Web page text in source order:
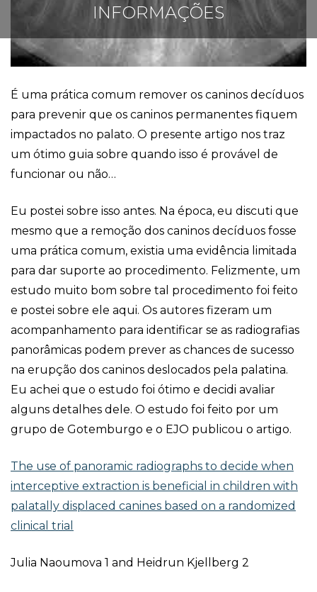
INFORMAÇÕES
É uma prática comum remover os caninos decíduos
para prevenir que os caninos permanentes fiquem
impactados no palato. O presente artigo nos traz
um ótimo guia sobre quando isso é provável de
funcionar ou não…
Eu postei sobre isso antes. Na época, eu discuti que
mesmo que a remoção dos caninos decíduos fosse
uma prática comum, existia uma evidência limitada
para dar suporte ao procedimento. Felizmente, um
estudo muito bom sobre tal procedimento foi feito
e postei sobre ele aqui. Os autores fizeram um
acompanhamento para identificar se as radiografias
panorâmicas podem prever as chances de sucesso
na erupção dos caninos deslocados pela palatina.
Eu achei que o estudo foi ótimo e decidi avaliar
alguns detalhes dele. O estudo foi feito por um
grupo de Gotemburgo e o EJO publicou o artigo.
The use of panoramic radiographs to decide when
interceptive extraction is beneficial in children with
palatally displaced canines based on a randomized
clinical trial
Julia Naoumova 1 and Heidrun Kjellberg 2